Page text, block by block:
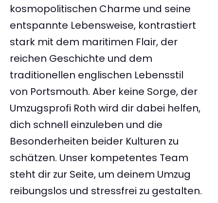
kosmopolitischen Charme und seine
entspannte Lebensweise, kontrastiert
stark mit dem maritimen Flair, der
reichen Geschichte und dem
traditionellen englischen Lebensstil
von Portsmouth. Aber keine Sorge, der
Umzugsprofi Roth wird dir dabei helfen,
dich schnell einzuleben und die
Besonderheiten beider Kulturen zu
schätzen. Unser kompetentes Team
steht dir zur Seite, um deinem Umzug
reibungslos und stressfrei zu gestalten.